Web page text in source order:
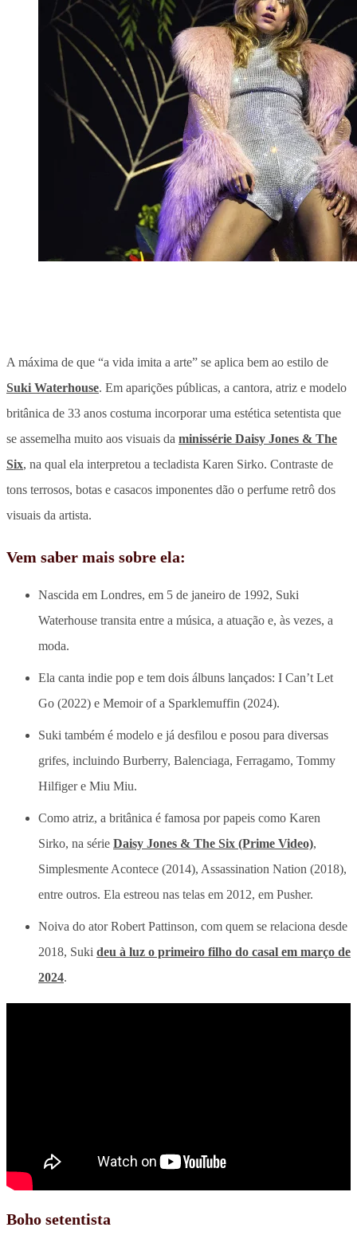
A máxima de que “a vida imita a arte” se aplica bem ao estilo de
Suki Waterhouse. Em aparições públicas, a cantora, atriz e modelo
britânica de 33 anos costuma incorporar uma estética setentista que
se assemelha muito aos visuais da minissérie Daisy Jones & The
Six, na qual ela interpretou a tecladista Karen Sirko. Contraste de
tons terrosos, botas e casacos imponentes dão o perfume retrô dos
visuais da artista.
Vem saber mais sobre ela:
Nascida em Londres, em 5 de janeiro de 1992, Suki
Waterhouse transita entre a música, a atuação e, às vezes, a
moda.
Ela canta indie pop e tem dois álbuns lançados: I Can’t Let
Go (2022) e Memoir of a Sparklemuffin (2024).
Suki também é modelo e já desfilou e posou para diversas
grifes, incluindo Burberry, Balenciaga, Ferragamo, Tommy
Hilfiger e Miu Miu.
Como atriz, a britânica é famosa por papeis como Karen
Sirko, na série Daisy Jones & The Six (Prime Video),
Simplesmente Acontece (2014), Assassination Nation (2018),
entre outros. Ela estreou nas telas em 2012, em Pusher.
Noiva do ator Robert Pattinson, com quem se relaciona desde
2018, Suki deu à luz o primeiro filho do casal em março de
2024.
Boho setentista